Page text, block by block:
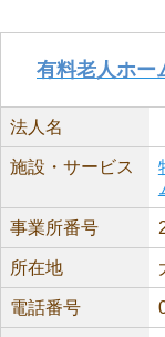
有料老人ホー
法人名
施設・サービス
事業所番号
所在地
電話番号